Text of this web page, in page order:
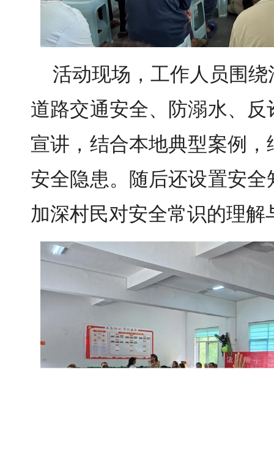
活动现场，工作人员围
道路交通安全、防溺水、
宣讲，结合本地典型案例
安全隐患。随后还设置安
加深村民对安全常识的理解